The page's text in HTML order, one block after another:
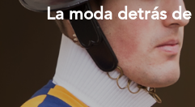
La moda detrás